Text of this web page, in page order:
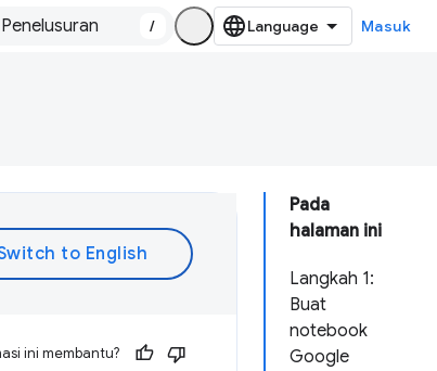
/ Masuk
Pada
halaman ini
Langkah 1:
Buat
notebook
Google
ini membantu?